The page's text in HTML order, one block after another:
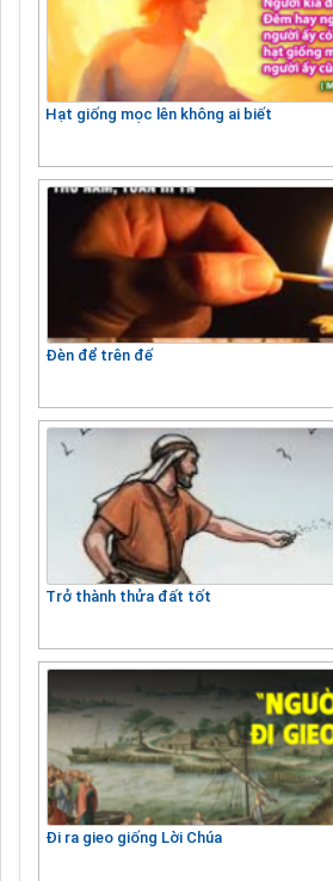
Hạt giống mọc lên không ai biết
Đèn để trên đế
Trở thành thửa đất tốt
Đi ra gieo giống Lời Chúa